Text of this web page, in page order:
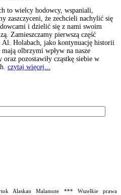
to wielcy hodowcy, wspaniali,
zaszczyceni, że zechcieli nachylić się
i dzielić się z nami swoim
Zamieszczamy pierwszą część
Al. Holabach, jako kontynuację historii
olbrzymi wpływ na nasze
oraz pozostawiły cząstkę siebie w
czytaj więcej...
Alaskan Malamute *** Wszelkie prawa